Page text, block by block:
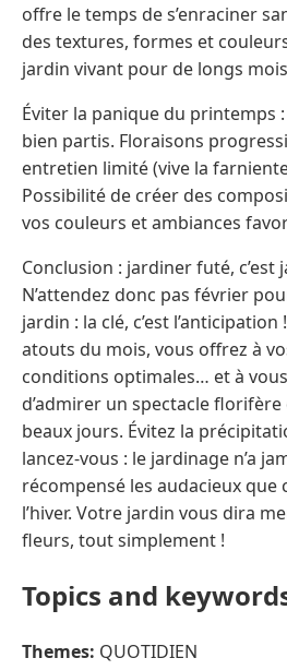
offre le temps de s’enraciner
des textures, formes et
jardin vivant pour de longs
Éviter la panique du printemps
bien partis. Floraisons
entretien limité (vive la
Possibilité de créer des
vos couleurs et ambiances
Conclusion : jardiner futé, c’est
N’attendez donc pas février
jardin : la clé, c’est
atouts du mois, vous offrez à
conditions optimales… et à
d’admirer un spectacle
beaux jours. Évitez la
lancez-vous : le jardinage n’a
récompensé les audacieux
l’hiver. Votre jardin vous dira
fleurs, tout simplement !
Topics and
Themes: QUOTIDIEN